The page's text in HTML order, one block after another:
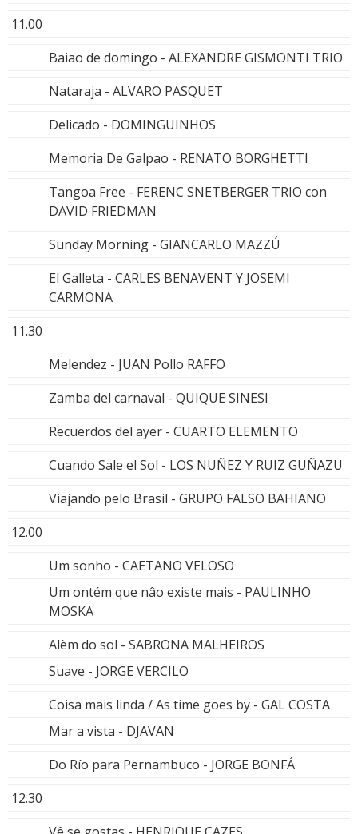
11.00
Baiao de domingo - ALEXANDRE GISMONTI TRIO
Nataraja - ALVARO PASQUET
Delicado - DOMINGUINHOS
Memoria De Galpao - RENATO BORGHETTI
Tangoa Free - FERENC SNETBERGER TRIO con
DAVID FRIEDMAN
Sunday Morning - GIANCARLO MAZZÚ
El Galleta - CARLES BENAVENT Y JOSEMI
CARMONA
11.30
Melendez - JUAN Pollo RAFFO
Zamba del carnaval - QUIQUE SINESI
Recuerdos del ayer - CUARTO ELEMENTO
Cuando Sale el Sol - LOS NUÑEZ Y RUIZ GUÑAZU
Viajando pelo Brasil - GRUPO FALSO BAHIANO
12.00
Um sonho - CAETANO VELOSO
Um ontém que nâo existe mais - PAULINHO
MOSKA
Alèm do sol - SABRONA MALHEIROS
Suave - JORGE VERCILO
Coisa mais linda / As time goes by - GAL COSTA
Mar a vista - DJAVAN
Do Río para Pernambuco - JORGE BONFÁ
12.30